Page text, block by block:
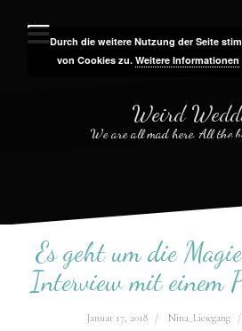
Inhalt
springen
Weird
We are all mad here. All the
Es geht um die
Interview mit einem
Januar 17, 2018 Nina_Liesegang
Durch die weitere Nutzung der Seite
von Cookies zu. Weitere Informationen